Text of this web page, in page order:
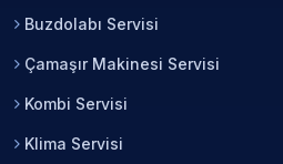
Buzdolabı Servisi
Çamaşır Makinesi Servisi
Kombi Servisi
Klima Servisi